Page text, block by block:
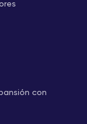
con